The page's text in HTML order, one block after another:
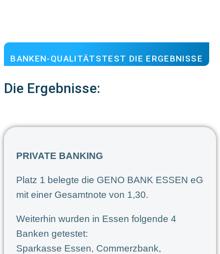
BANKEN-QUALITÄTSTEST DIE ERGEBNISSE
Die Ergebnisse:
PRIVATE BANKING
Platz 1 belegte die GENO BANK ESSEN eG
mit einer Gesamtnote von 1,30.
Weiterhin wurden in Essen folgende 4
Banken getestet:
Sparkasse Essen, Commerzbank,